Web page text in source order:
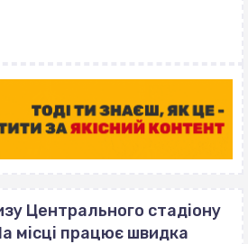
Центрального стадіону
місці працює швидка